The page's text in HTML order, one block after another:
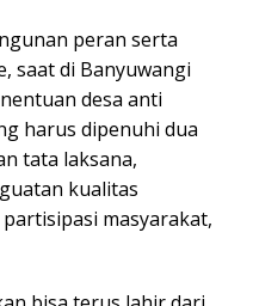
peran serta
saat di Banyuwangi
desa anti
harus dipenuhi dua
tata laksana,
kualitas
masyarakat,